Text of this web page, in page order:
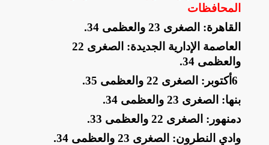
المحافظات
​القاهرة: الصغرى 23 والعظمى 34
.
​العاصمة الإدارية الجديدة: الصغرى 22
والعظمى 34
.
​6أكتوبر: الصغرى 22 والعظمى 35
.
​بنها: الصغرى 23 والعظمى 34
.
​دمنهور: الصغرى 22 والعظمى 33
.
​وادي النطرون: الصغرى 23 والعظمى 34
.